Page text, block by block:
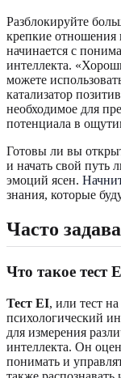
Разблокируйте
крепкие отношения
начинается с
интеллекта.
можете
катализатор
необходимое для
потенциала в
Готовы ли вы
и начать свой путь
эмоций ясен.
знания, которые
Часто
Что такое тест
Тест EI, или тест
психологический
для измерения
интеллекта. Он
понимать и